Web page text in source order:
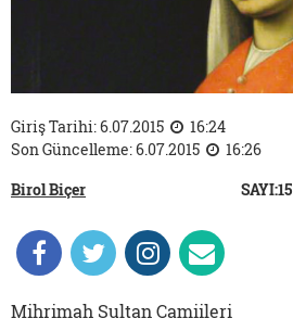
Giriş Tarihi: 6.07.2015
16:24
Son Güncelleme: 6.07.2015
16:26
Birol Biçer
SAYI:15
Mihrimah Sultan Camiileri